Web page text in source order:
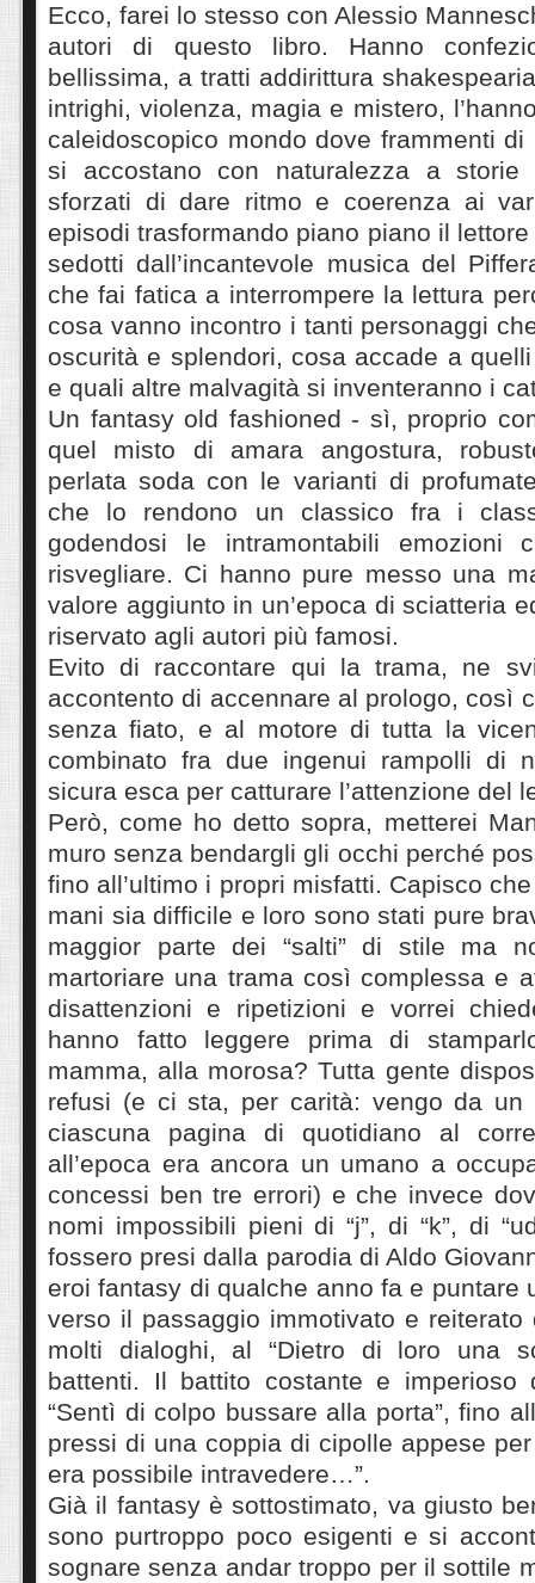
Ecco, farei lo stesso con Alessio
autori di questo libro. Hanno
bellissima, a tratti addirittura
intrighi, violenza, magia e mistero,
caleidoscopico mondo dove frammenti di
si accostano con naturalezza a storie
sforzati di dare ritmo e coerenza ai
episodi trasformando piano piano il
sedotti dall’incantevole musica del
che fai fatica a interrompere la lettura
cosa vanno incontro i tanti personaggi
oscurità e splendori, cosa accade a
e quali altre malvagità si inventeranno i
Un fantasy old fashioned - sì, proprio
quel misto di amara angostura,
perlata soda con le varianti di
che lo rendono un classico fra i
godendosi le intramontabili emozioni
risvegliare. Ci hanno pure messo una
valore aggiunto in un’epoca di sciatteria
riservato agli autori più famosi.
Evito di raccontare qui la trama, ne
accontento di accennare al prologo, così
senza fiato, e al motore di tutta la
combinato fra due ingenui rampolli di
sicura esca per catturare l’attenzione
Però, come ho detto sopra, metterei
muro senza bendargli gli occhi perché
fino all’ultimo i propri misfatti. Capisco
mani sia difficile e loro sono stati pure
maggior parte dei “salti” di stile ma
martoriare una trama così complessa e
disattenzioni e ripetizioni e vorrei
hanno fatto leggere prima di
mamma, alla morosa? Tutta gente
refusi (e ci sta, per carità: vengo da un
ciascuna pagina di quotidiano al
all’epoca era ancora un umano a
concessi ben tre errori) e che invece
nomi impossibili pieni di “j”, di “k”, di
fossero presi dalla parodia di Aldo
eroi fantasy di qualche anno fa e puntare
verso il passaggio immotivato e reiterato
molti dialoghi, al “Dietro di loro una
battenti. Il battito costante e imperioso
“Sentì di colpo bussare alla porta”, fino
pressi di una coppia di cipolle appese
era possibile intravedere…”.
Già il fantasy è sottostimato, va giusto
sono purtroppo poco esigenti e si
sognare senza andar troppo per il sottile